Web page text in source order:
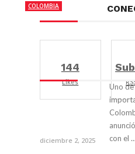
COLOMBIA
Uno
con el ...
144
Likes
diciembre 2, 2025